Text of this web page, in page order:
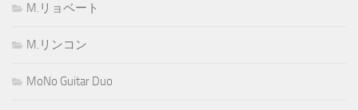
M.リョベート
M.リンコン
MoNo Guitar Duo